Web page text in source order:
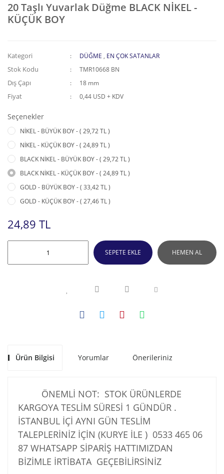
20 Taşlı Yuvarlak Düğme BLACK NİKEL -
KÜÇÜK BOY
Kategori DÜĞME , EN ÇOK SATANLAR
Stok Kodu TMR10668 BN
Dış Çapı 18 mm
Fiyat 0,44 USD + KDV
Seçenekler
NİKEL - BÜYÜK BOY - ( 29,72 TL )
NİKEL - KÜÇÜK BOY - ( 24,89 TL )
BLACK NİKEL - BÜYÜK BOY - ( 29,72 TL )
BLACK NİKEL - KÜÇÜK BOY - ( 24,89 TL )
GOLD - BÜYÜK BOY - ( 33,42 TL )
GOLD - KÜÇÜK BOY - ( 27,46 TL )
24,89 TL
SEPETE EKLE HEMEN AL
Ürün Bilgisi Yorumlar Önerileriniz
ÖNEMLİ NOT: STOK ÜRÜNLERDE
KARGOYA TESLİM SÜRESİ 1 GÜNDÜR .
İSTANBUL İÇİ AYNI GÜN TESLİM
TALEPLERİNİZ İÇİN (KURYE İLE ) 0533 465 06
87 WHATSAPP SİPARİŞ HATTIMIZDAN
BİZİMLE İRTİBATA GEÇEBİLİRSİNİZ